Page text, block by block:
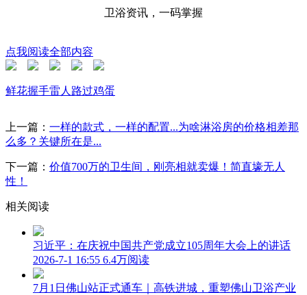
卫浴资讯，一码掌握
点我阅读全部内容
鲜花握手雷人 路过鸡蛋
上一篇： 一样的款式，一样的配置...为啥淋浴房的价格相差那
么多？关键所在是...
下一篇： 价值700万的卫生间，刚亮相就卖爆！简直壕无人
性！
相关阅读
习近平：在庆祝中国共产党成立105周年大会上的讲话
2026-7-1 16:55 6.4万阅读
7月1日佛山站正式通车｜高铁进城，重塑佛山卫浴产业